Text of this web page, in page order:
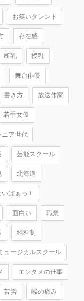
お笑いタレント
存在感
断乳 授乳
舞台俳優
書き方 放送作家
若手女優
ニア世代
芸能スクール
北海道
ばぁっ！
面白い 職業
給料制
ュージカルスクール
エンタメの仕事
苦労 喉の痛み